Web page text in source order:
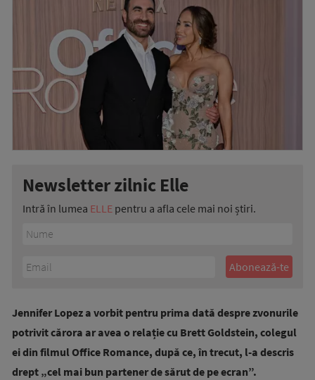
Newsletter zilnic Elle
Intră în lumea ELLE pentru a afla cele mai noi știri.
Jennifer Lopez a vorbit pentru prima dată despre zvonurile
potrivit cărora ar avea o relație cu Brett Goldstein, colegul
ei din filmul Office Romance, după ce, în trecut, l-a descris
drept „cel mai bun partener de sărut de pe ecran”.